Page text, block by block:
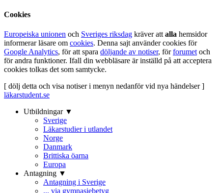
Cookies
Europeiska unionen och Sveriges riksdag kräver att alla hemsidor
informerar läsare om cookies. Denna sajt använder cookies för
Google Analytics, för att spara döljande av notiser, förforumet och
för andra funktioner. Ifall din webbläsare är inställd på att acceptera
cookies tolkas det som samtycke.
[ dölj detta och visa notiser i menyn nedanför vid nya händelser ]
läkarstudent.se
Utbildningar ▼
Sverige
Läkarstudier i utlandet
Norge
Danmark
Brittiska öarna
Europa
Antagning ▼
Antagning i Sverige
... via gymnasiebetyg